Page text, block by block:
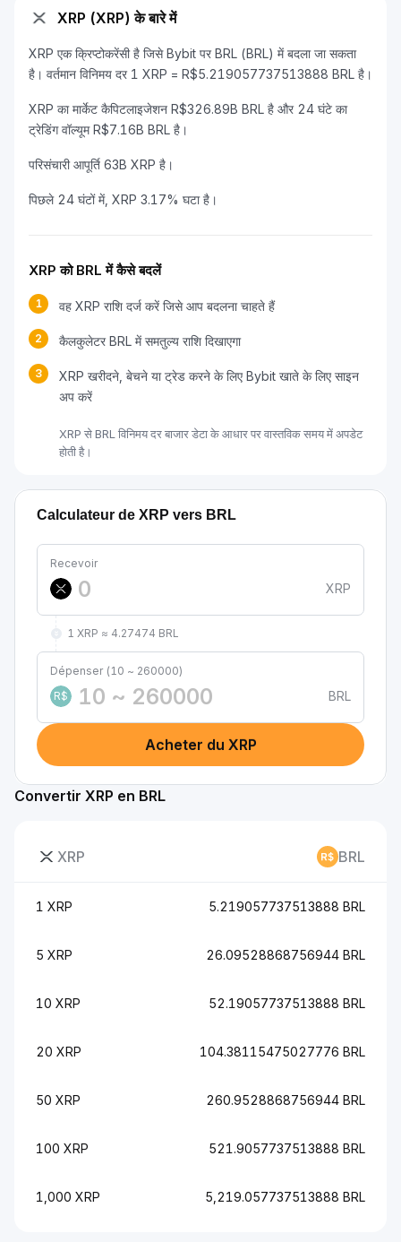
XRP (XRP) के बारे में
XRP एक क्रिप्टोकरेंसी है जिसे Bybit पर BRL (BRL) में बदला जा सकता
है। वर्तमान विनिमय दर 1 XRP = R$5.219057737513888 BRL है।
XRP का मार्केट कैपिटलाइजेशन R$326.89B BRL है और 24 घंटे का
ट्रेडिंग वॉल्यूम R$7.16B BRL है।
परिसंचारी आपूर्ति 63B XRP है।
पिछले 24 घंटों में, XRP 3.17% घटा है।
XRP को BRL में कैसे बदलें
1 वह XRP राशि दर्ज करें जिसे आप बदलना चाहते हैं
2 कैलकुलेटर BRL में समतुल्य राशि दिखाएगा
3
XRP खरीदने, बेचने या ट्रेड करने के लिए Bybit खाते के लिए साइन
अप करें
XRP से BRL विनिमय दर बाजार डेटा के आधार पर वास्तविक समय में अपडेट
होती है।
Calculateur de XRP vers BRL
Recevoir
XRP
1 XRP ≈ 4.27474 BRL
Dépenser (10 ~ 260000)
R$
BRL
Acheter du XRP
Convertir XRP en BRL
XRP BRL
1 XRP 5.219057737513888 BRL
5 XRP 26.09528868756944 BRL
10 XRP 52.19057737513888 BRL
20 XRP 104.38115475027776 BRL
50 XRP 260.9528868756944 BRL
100 XRP 521.9057737513888 BRL
1,000 XRP 5,219.057737513888 BRL